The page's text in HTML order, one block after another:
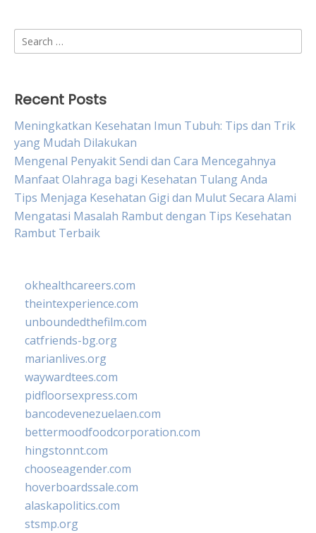
Search
for:
Recent Posts
Meningkatkan Kesehatan Imun Tubuh: Tips dan Trik
yang Mudah Dilakukan
Mengenal Penyakit Sendi dan Cara Mencegahnya
Manfaat Olahraga bagi Kesehatan Tulang Anda
Tips Menjaga Kesehatan Gigi dan Mulut Secara Alami
Mengatasi Masalah Rambut dengan Tips Kesehatan
Rambut Terbaik
okhealthcareers.com
theintexperience.com
unboundedthefilm.com
catfriends-bg.org
marianlives.org
waywardtees.com
pidfloorsexpress.com
bancodevenezuelaen.com
bettermoodfoodcorporation.com
hingstonnt.com
chooseagender.com
hoverboardssale.com
alaskapolitics.com
stsmp.org